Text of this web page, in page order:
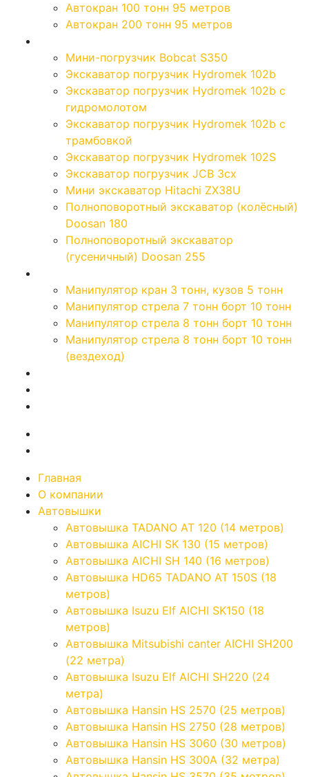
Автокран 100 тонн 95 метров
Автокран 200 тонн 95 метров
Мини-погрузчик Bobcat S350
Экскаватор погрузчик Hydromek 102b
Экскаватор погрузчик Hydromek 102b с
гидромолотом
Экскаватор погрузчик Hydromek 102b с
трамбовкой
Экскаватор погрузчик Hydromek 102S
Экскаватор погрузчик JCB 3cx
Мини экскаватор Hitachi ZX38U
Полноповоротный экскаватор (колёсный)
Doosan 180
Полноповоротный экскаватор
(гусеничный) Doosan 255
Манипулятор кран 3 тонн, кузов 5 тонн
Манипулятор стрела 7 тонн борт 10 тонн
Манипулятор стрела 8 тонн борт 10 тонн
Манипулятор стрела 8 тонн борт 10 тонн
(вездеход)
Главная
О компании
Автовышки
Автовышка TADANO AT 120 (14 метров)
Автовышка AICHI SK 130 (15 метров)
Автовышка AICHI SH 140 (16 метров)
Автовышка HD65 TADANO AT 150S (18
метров)
Автовышка Isuzu Elf AICHI SK150 (18
метров)
Автовышка Mitsubishi canter AICHI SH200
(22 метра)
Автовышка Isuzu Elf AICHI SH220 (24
метра)
Автовышка Hansin HS 2570 (25 метров)
Автовышка Hansin HS 2750 (28 метров)
Автовышка Hansin HS 3060 (30 метров)
Автовышка Hansin HS 300А (32 метра)